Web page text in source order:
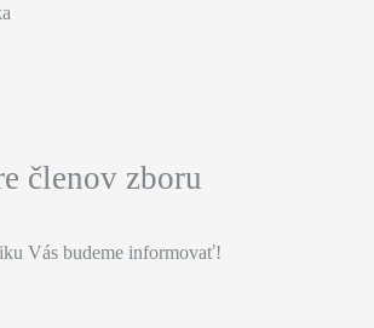
členov zboru
Vás budeme informovať!